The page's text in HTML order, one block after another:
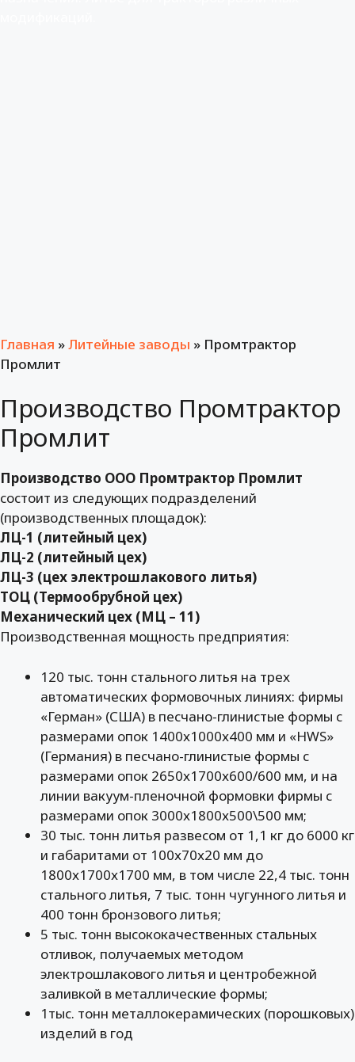
Главная »Литейные заводы » Промтрактор
Промлит
Производство Промтрактор
Промлит
Производство ООО Промтрактор Промлит
состоит из следующих подразделений
(производственных площадок):
ЛЦ-1 (литейный цех)
ЛЦ-2 (литейный цех)
ЛЦ-3 (цех электрошлакового литья)
ТОЦ (Термообрубной цех)
Механический цех (МЦ – 11)
Производственная мощность предприятия:
120 тыс. тонн стального литья на трех
автоматических формовочных линиях: фирмы
«Герман» (США) в песчано-глинистые формы с
размерами опок 1400х1000х400 мм и «HWS»
(Германия) в песчано-глинистые формы с
размерами опок 2650х1700х600/600 мм, и на
линии вакуум-пленочной формовки фирмы с
размерами опок 3000х1800х500\500 мм;
30 тыс. тонн литья развесом от 1,1 кг до 6000 кг
и габаритами от 100х70х20 мм до
1800х1700х1700 мм, в том числе 22,4 тыс. тонн
стального литья, 7 тыс. тонн чугунного литья и
400 тонн бронзового литья;
5 тыс. тонн высококачественных стальных
отливок, получаемых методом
электрошлакового литья и центробежной
заливкой в металлические формы;
1тыс. тонн металлокерамических (порошковых)
изделий в год